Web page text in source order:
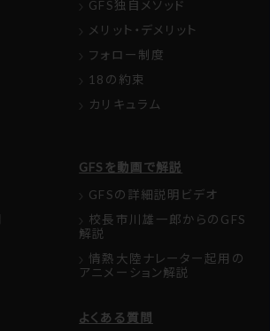
GFS独自メソッド
メリット・デメリット
フォロー制度
18の約束
カリキュラム
GFSを動画で解説
GFSの詳細説明ビデオ
校長市川雄一郎からのGFS
解説
情熱大陸ナレーター起用の
アニメーション解説
よくある質問